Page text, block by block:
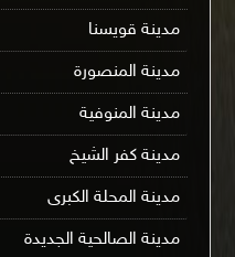
مدينة قويسنا
مدينة المنصورة
مدينة المنوفية
مدينة كفر الشيخ
مدينة المحلة الكبرى
مدينة الصالحية الجديدة